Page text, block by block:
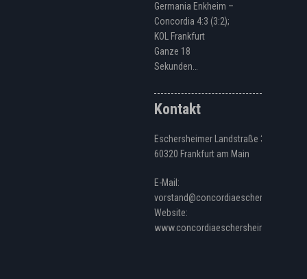
Germania Enkheim –
Concordia 4:3 (3:2);
KOL Frankfurt
Ganze 18
Sekunden…
Kontakt
Eschersheimer Landstraße 328
60320 Frankfurt am Main
E-Mail:
vorstand@concordiaeschersheim.de
Website:
www.concordiaeschersheim.de